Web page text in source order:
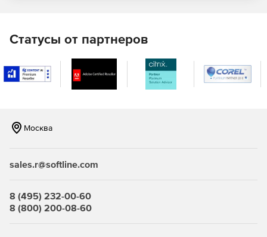
Криптопровайдер Рутокен (RSA).
OpenSSL.
Статусы от партнеров
Москва
sales.r@softline.com
8 (495) 232-00-60
8 (800) 200-08-60